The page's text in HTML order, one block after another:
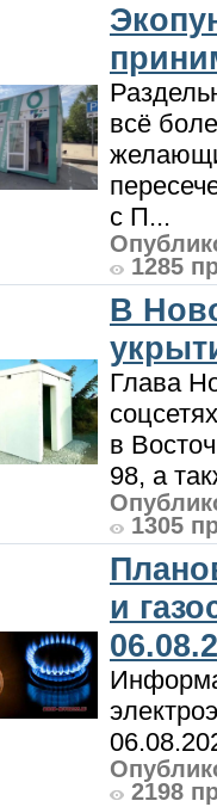
всё
с П...
1285
В
Глава
в
98, а
1305
и
2198